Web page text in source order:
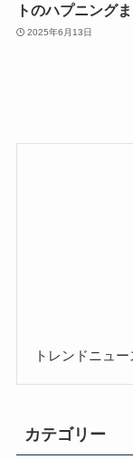
トのハプニング
2025年6月13日
トレンドニュ
カテゴリー